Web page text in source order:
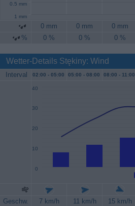
0.5 mm
1 mm
0 mm 0 mm 0 mm
%
0 % 0 % 0 %
Wetter-Details Stękiny: Wind
Interval 02:00 - 05:00 05:00 - 08:00 08:00 - 11:00
0
10
20
30
40
Geschw. 7 km/h 11 km/h 15 km/h